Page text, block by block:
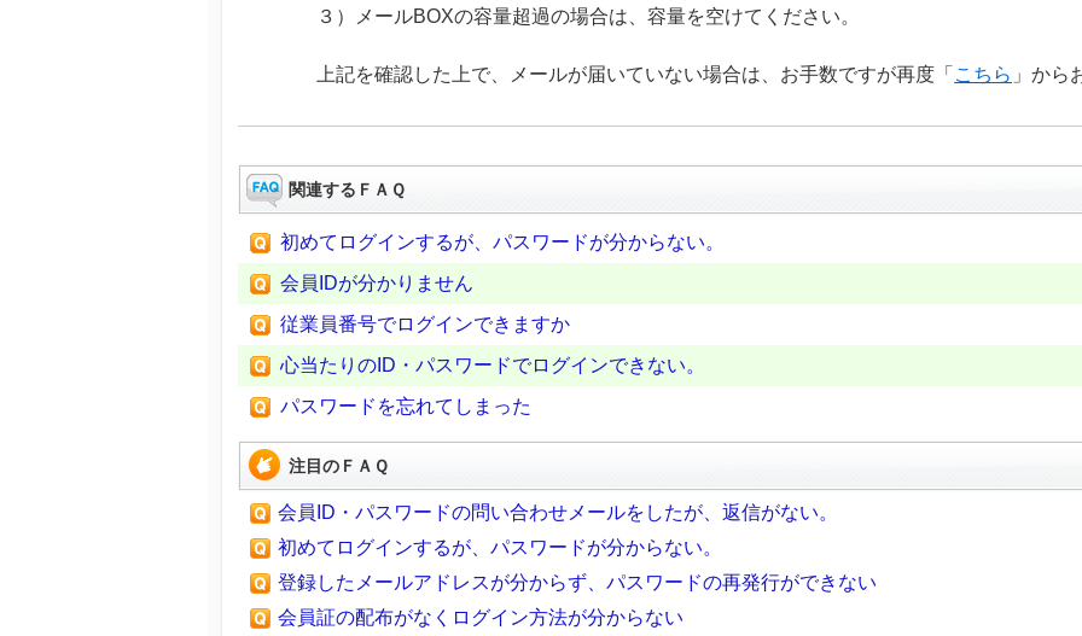
３）メールBOXの容量超過の場合は、容量を空けてください。
上記を確認した上で、メールが届いていない場合は、お手数ですが再度「 こちら 」から
関連するＦＡＱ
初めてログインするが、パスワードが分からない。
会員IDが分かりません
従業員番号でログインできますか
心当たりのID・パスワードでログインできない。
パスワードを忘れてしまった
注目のＦＡＱ
会員ID・パスワードの問い合わせメールをしたが、返信がない。
初めてログインするが、パスワードが分からない。
登録したメールアドレスが分からず、パスワードの再発行ができない
会員証の配布がなくログイン方法が分からない